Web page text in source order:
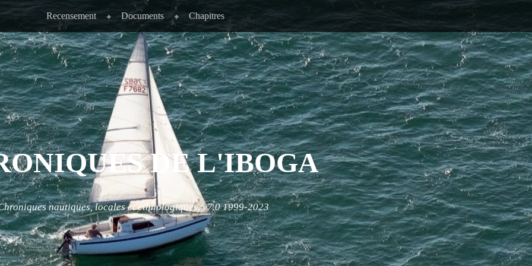
Recensement Documents Chapitres
DE L'IBOGA
nautiques, locales et ethnologiques. v7.0 1999-2023